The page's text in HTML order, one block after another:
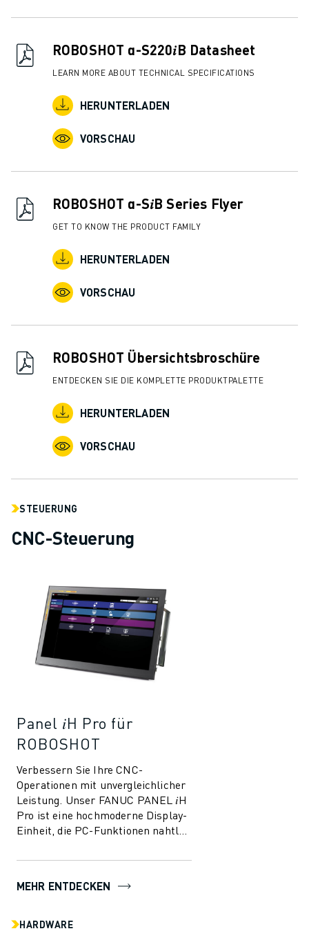
ROBOSHOT α-S220𝑖B Datasheet
LEARN MORE ABOUT TECHNICAL SPECIFICATIONS
HERUNTERLADEN
VORSCHAU
ROBOSHOT α-S𝑖B Series Flyer
GET TO KNOW THE PRODUCT FAMILY
HERUNTERLADEN
VORSCHAU
ROBOSHOT Übersichtsbroschüre
ENTDECKEN SIE DIE KOMPLETTE PRODUKTPALETTE
HERUNTERLADEN
VORSCHAU
STEUERUNG
CNC-Steuerung
Panel 𝑖H Pro für
ROBOSHOT
Verbessern Sie Ihre CNC-
Operationen mit unvergleichlicher
Leistung. Unser FANUC PANEL 𝑖H
Pro ist eine hochmoderne Display-
Einheit, die PC-Funktionen nahtlos
und so ...
MEHR ENTDECKEN
HARDWARE